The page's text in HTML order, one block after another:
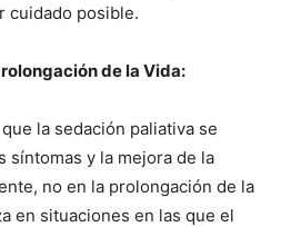
cuidado posible.
de la Vida:
la sedación paliativa se
síntomas y la mejora de la
no en la prolongación de la
en situaciones en las que el